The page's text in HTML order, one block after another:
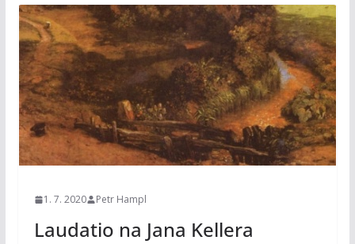
1. 7. 2020 Petr Hampl
Laudatio na Jana Kellera